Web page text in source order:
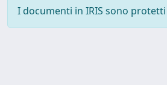
I documenti in IRIS sono